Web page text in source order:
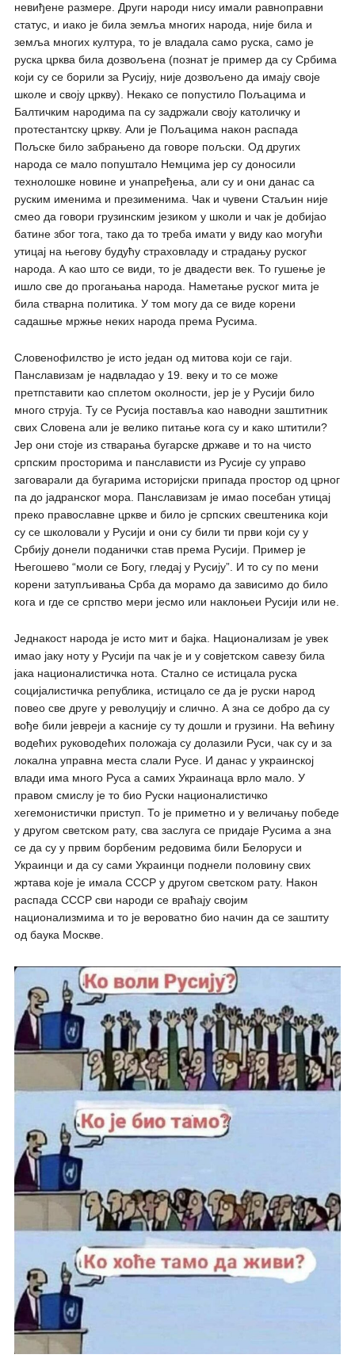
невиђене размере. Други народи нису имали равноправни
статус, и иако је била земља многих народа, није била и
земља многих култура, то је владала само руска, само је
руска црква била дозвољена (познат је пример да су Србима
који су се борили за Русију, није дозвољено да имају своје
школе и своју цркву). Некако се попустило Пољацима и
Балтичким народима па су задржали своју католичку и
протестантску цркву. Али је Пољацима након распада
Пољске било забрањено да говоре пољски. Од других
народа се мало попуштало Немцима јер су доносили
технолошке новине и унапређења, али су и они данас са
руским именима и презименима. Чак и чувени Стаљин није
смео да говори грузинским језиком у школи и чак је добијао
батине због тога, тако да то треба имати у виду као могући
утицај на његову будућу страховладу и страдању руског
народа. А као што се види, то је двадести век. То гушење је
ишло све до прогањања народа. Наметање руског мита је
била стварна политика. У том могу да се виде корени
садашње мржње неких народа према Русима.
Словенофилство је исто један од митова који се гаји.
Панславизам је надвладао у 19. веку и то се може
претпставити као сплетом околности, јер је у Русији било
много струја. Ту се Русија поставља као наводни заштитник
свих Словена али је велико питање кога су и како штитили?
Јер они стоје из стварања бугарске државе и то на чисто
српским просторима и панслависти из Русије су управо
заговарали да бугарима историјски припада простор од црног
па до јадранског мора. Панславизам је имао посебан утицај
преко православне цркве и било је српских свештеника који
су се школовали у Русији и они су били ти први који су у
Србију донели поданички став према Русији. Пример је
Његошево “моли се Богу, гледај у Русију”. И то су по мени
корени затупљивања Срба да морамо да зависимо до било
кога и где се српство мери јесмо или наклоњеи Русији или не.
Једнакост народа је исто мит и бајка. Национализам је увек
имао јаку ноту у Русији па чак је и у совјетском савезу била
јака националистичка нота. Стално се истицала руска
социјалистичка република, истицало се да је руски народ
повео све друге у револуцију и слично. А зна се добро да су
вође били јевреји а касније су ту дошли и грузини. На већину
водећих руководећих положаја су долазили Руси, чак су и за
локална управна места слали Русе. И данас у украинској
влади има много Руса а самих Украинаца врло мало. У
правом смислу је то био Руски националистичко
хегемонистички приступ. То је приметно и у величању победе
у другом светском рату, сва заслуга се придаје Русима а зна
се да су у првим борбеним редовима били Белоруси и
Украинци и да су сами Украинци поднели половину свих
жртава које је имала СССР у другом светском рату. Након
распада СССР сви народи се враћају својим
национализмима и то је вероватно био начин да се заштиту
од баука Москве.